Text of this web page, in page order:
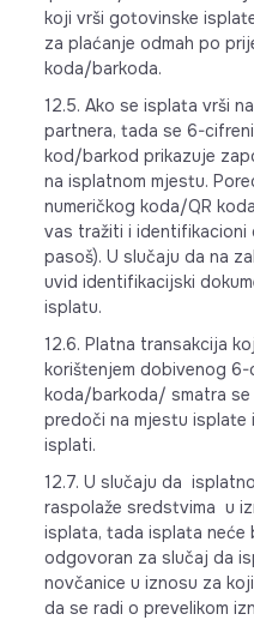
koji vrši gotovinske
za plaćanje odmah po
koda/barkoda.
12.5. Ako se isplata vrši
partnera, tada se 6-
kod/barkod prikazuje
na isplatnom mjestu.
numeričkog koda/QR
vas tražiti i identifikacioni
pasoš). U slučaju da na
uvid identifikacijski
isplatu.
12.6. Platna transakcija
korištenjem dobivenog
koda/barkoda/ smatra
predoči na mjestu
isplati.
12.7. U slučaju da
raspolaže sredstvima u
isplata, tada isplata neće
odgovoran za slučaj da
novčanice u iznosu za
da se radi o prevelikom